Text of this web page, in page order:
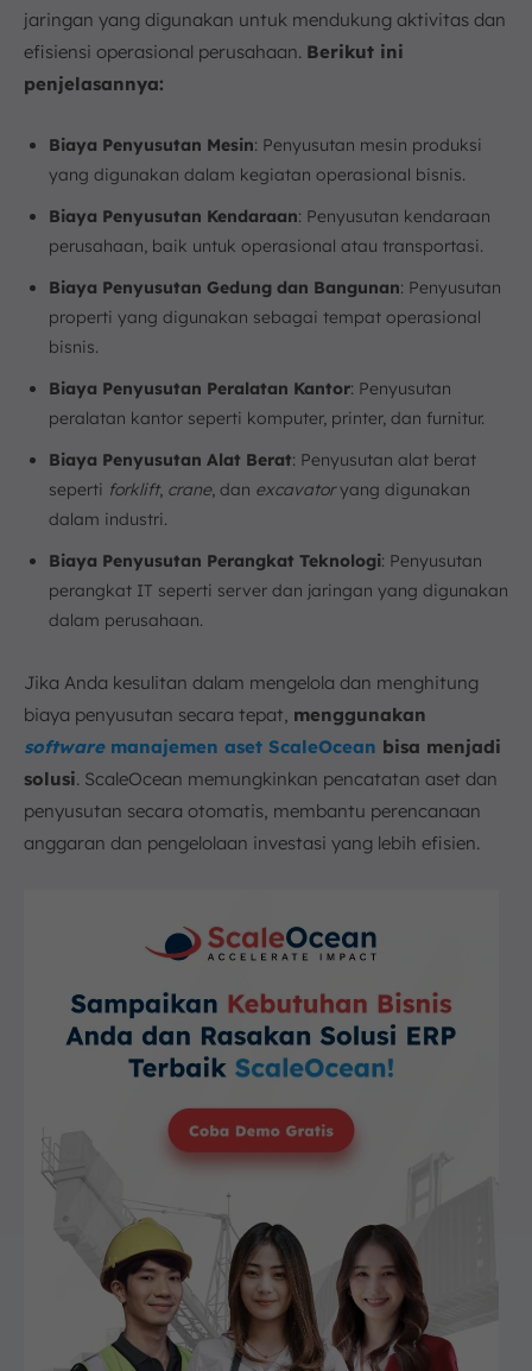
jaringan yang digunakan untuk mendukung aktivitas dan
efisiensi operasional perusahaan. Berikut ini
penjelasannya:
Biaya Penyusutan Mesin: Penyusutan mesin produksi
yang digunakan dalam kegiatan operasional bisnis.
Biaya Penyusutan Kendaraan: Penyusutan kendaraan
perusahaan, baik untuk operasional atau transportasi.
Biaya Penyusutan Gedung dan Bangunan: Penyusutan
properti yang digunakan sebagai tempat operasional
bisnis.
Biaya Penyusutan Peralatan Kantor: Penyusutan
peralatan kantor seperti komputer, printer, dan furnitur.
Biaya Penyusutan Alat Berat: Penyusutan alat berat
seperti forklift, crane, dan excavatoryang digunakan
dalam industri.
Biaya Penyusutan Perangkat Teknologi: Penyusutan
perangkat IT seperti server dan jaringan yang digunakan
dalam perusahaan.
Jika Anda kesulitan dalam mengelola dan menghitung
biaya penyusutan secara tepat, menggunakan
softwaremanajemen aset ScaleOcean bisa menjadi
solusi. ScaleOcean memungkinkan pencatatan aset dan
penyusutan secara otomatis, membantu perencanaan
anggaran dan pengelolaan investasi yang lebih efisien.